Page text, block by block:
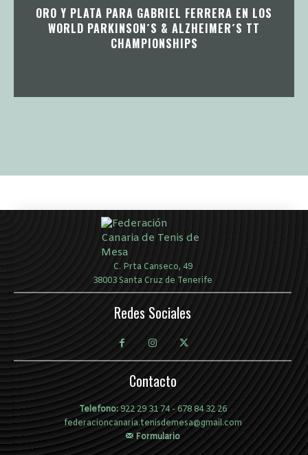
ORO Y PLATA PARA GABRIEL FERRERA EN LOS
WORLD PARKINSON´S & ALZHEIMER´S TT
CHAMPIONSHIPS
C. Prta Canseco, 49
38003 Santa Cruz de Tenerife
Redes Sociales
Contacto
Telefono:922 29 31 74-678 84 32 26
federacioncanaria.tenisdemesa@gmail.com
Formulario